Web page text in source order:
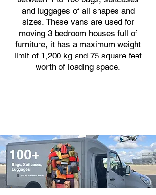
and luggages of all shapes and
sizes. These vans are used for
moving 3 bedroom houses full of
furniture, it has a maximum weight
limit of 1,200 kg and 75 square feet
worth of loading space.